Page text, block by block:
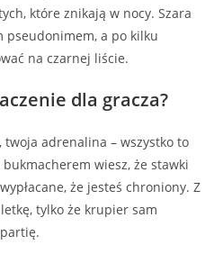
które znikają w nocy. Szara
a po kilku
na czarnej liście.
dla gracza?
twoja adrenalina – wszystko to
wiesz, że stawki
że jesteś chroniony. Z
tylko że krupier sam